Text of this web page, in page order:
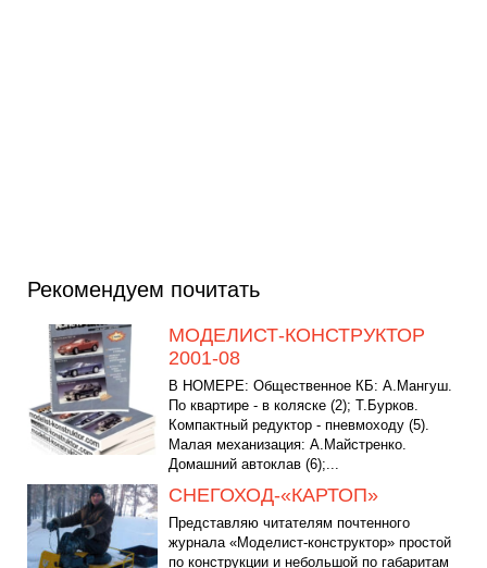
Рекомендуем почитать
МОДЕЛИСТ-КОНСТРУКТОР
2001-08
В НОМЕРЕ: Общественное КБ: А.Мангуш.
По квартире - в коляске (2); Т.Бурков.
Компактный редуктор - пневмоходу (5).
Малая механизация: А.Майстренко.
Домашний автоклав (6);...
СНЕГОХОД-«КАРТОП»
Представляю читателям почтенного
журнала «Моделист-конструктор» простой
по конструкции и небольшой по габаритам